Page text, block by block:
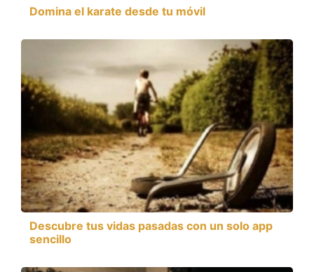
Domina el karate desde tu móvil
Descubre tus vidas pasadas con un solo app
sencillo